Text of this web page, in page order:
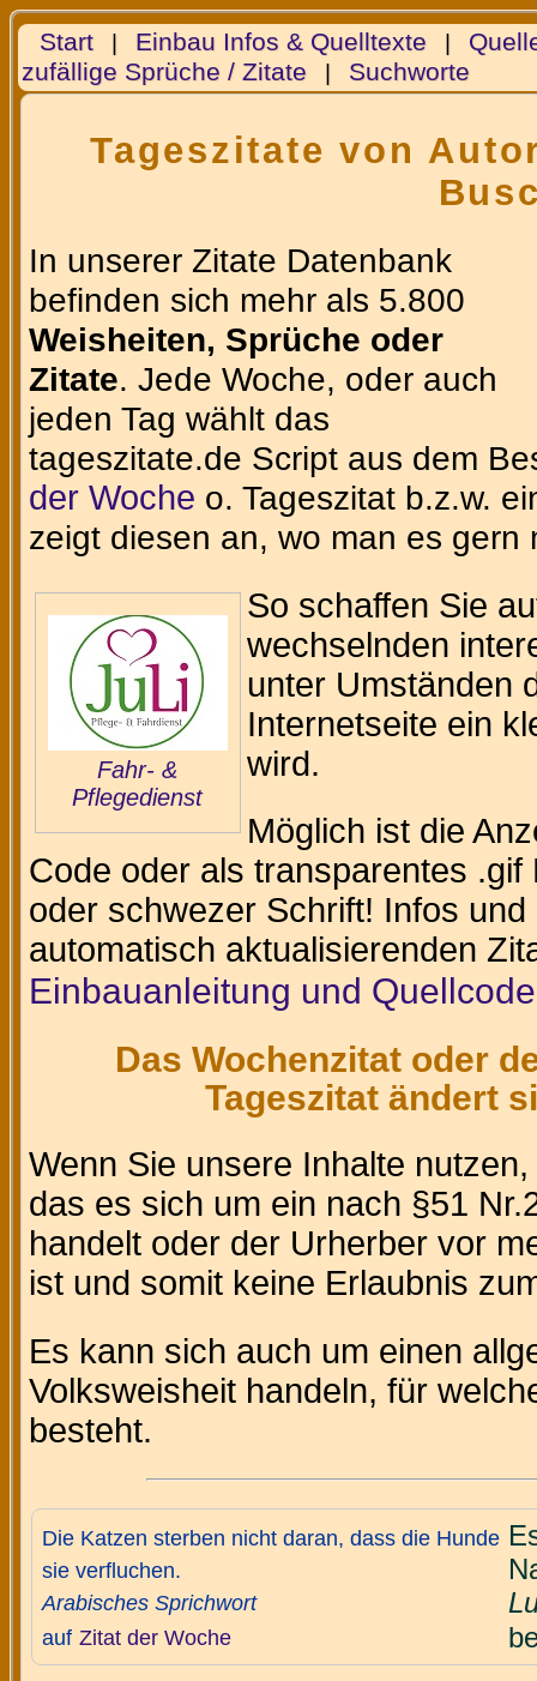
Start| Einbau Infos & Quelltexte |
zufällige Sprüche / Zitate | Suchworte
Tageszitate von
In unserer Zitate Datenbank
befinden sich mehr als 5.800
Weisheiten, Sprüche oder
Zitate. Jede Woche, oder auch
jeden Tag wählt das
tageszitate.de Script aus dem
der Woche o. Tageszitat b.z.w.
zeigt diesen an, wo man es gern
Fahr- &
Pflegedienst
So schaffen Sie
wechselnden
unter Umständen
Internetseite ein
wird.
Möglich ist die
Code oder als transparentes
oder schwezer Schrift! Infos
automatisch aktualisierenden
Einbauanleitung und Quellcode
Das Wochenzitat oder
Tageszitat ändert
Wenn Sie unsere Inhalte
das es sich um ein nach §51
handelt oder der Urherber vor
ist und somit keine Erlaubnis
Es kann sich auch um einen
Volksweisheit handeln, für
besteht.
Die Katzen sterben nicht daran, dass die Hunde
sie verfluchen.
Arabisches Sprichwort
auf Zitat der Woche